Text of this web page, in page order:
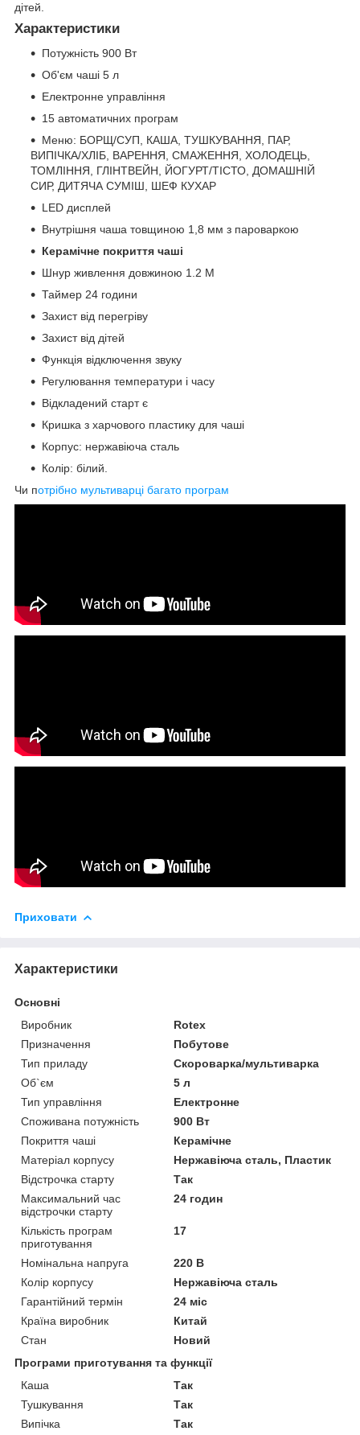
дітей.
Характеристики
Потужність 900 Вт
Об'єм чаші 5 л
Електронне управління
15 автоматичних програм
Меню: БОРЩ/СУП, КАША, ТУШКУВАННЯ, ПАР,
ВИПІЧКА/ХЛІБ, ВАРЕННЯ, СМАЖЕННЯ, ХОЛОДЕЦЬ,
ТОМЛІННЯ, ГЛІНТВЕЙН, ЙОГУРТ/ТІСТО, ДОМАШНІЙ
СИР, ДИТЯЧА СУМІШ, ШЕФ КУХАР
LED дисплей
Внутрішня чаша товщиною 1,8 мм з пароваркою
Керамічне покриття чаші
Шнур живлення довжиною 1.2 M
Таймер 24 години
Захист від перегріву
Захист від дітей
Функція відключення звуку
Регулювання температури і часу
Відкладений старт є
Кришка з харчового пластику для чаші
Корпус: нержавіюча сталь
Колір: білий.
Чи потрібно мультиварці багато програм
Приховати
Характеристики
Основні
Виробник
Rotex
Призначення
Побутове
Тип приладу
Скороварка/мультиварка
Об`єм
5 л
Тип управління
Електронне
Споживана потужність
900 Вт
Покриття чаші
Керамічне
Матеріал корпусу
Нержавіюча сталь, Пластик
Відстрочка старту
Так
Максимальний час
відстрочки старту
24 годин
Кількість програм
приготування
17
Номінальна напруга
220 В
Колір корпусу
Нержавіюча сталь
Гарантійний термін
24 міс
Країна виробник
Китай
Стан
Новий
Програми приготування та функції
Каша
Так
Тушкування
Так
Випічка
Так